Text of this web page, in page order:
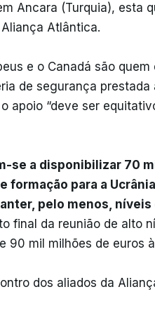
Ancara (Turquia), esta
Atlântica.
e o Canadá são quem
de segurança prestada
apoio “deve ser
se a disponibilizar 70
para a
pelo menos,
final da reunião de alto
90 mil milhões de euros
dos aliados da